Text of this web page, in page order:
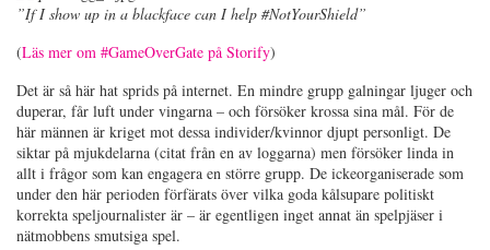
”If I show up in a blackface can I help #NotYourShield”
(Läs mer om #GameOverGate på Storify)
Det är så här hat sprids på internet. En mindre grupp galningar ljuger och
duperar, får luft under vingarna – och försöker krossa sina mål. För de
här männen är kriget mot dessa individer/kvinnor djupt personligt. De
siktar på mjukdelarna (citat från en av loggarna) men försöker linda in
allt i frågor som kan engagera en större grupp. De ickeorganiserade som
under den här perioden förfärats över vilka goda kålsupare politiskt
korrekta speljournalister är – är egentligen inget annat än spelpjäser i
nätmobbens smutsiga spel.